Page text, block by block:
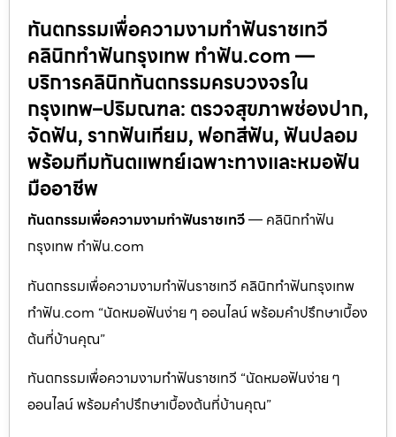
ทันตกรรมเพื่อความงามทำฟันราชเทวี
คลินิกทำฟันกรุงเทพ ทำฟัน.com —
บริการคลินิกทันตกรรมครบวงจรใน
กรุงเทพ–ปริมณฑล: ตรวจสุขภาพช่องปาก,
จัดฟัน, รากฟันเทียม, ฟอกสีฟัน, ฟันปลอม
พร้อมทีมทันตแพทย์เฉพาะทางและหมอฟัน
มืออาชีพ
ทันตกรรมเพื่อความงามทำฟันราชเทวี— คลินิกทำฟัน
กรุงเทพ ทำฟัน.com
ทันตกรรมเพื่อความงามทำฟันราชเทวี คลินิกทำฟันกรุงเทพ
ทำฟัน.com “นัดหมอฟันง่าย ๆ ออนไลน์ พร้อมคำปรึกษาเบื้อง
ต้นที่บ้านคุณ”
ทันตกรรมเพื่อความงามทำฟันราชเทวี “นัดหมอฟันง่าย ๆ
ออนไลน์ พร้อมคำปรึกษาเบื้องต้นที่บ้านคุณ”